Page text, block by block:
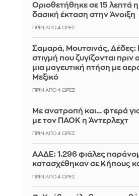
Οριοθετήθηκε σε 15 λεπτά
δασική έκταση στην Άνοιξη
ΠΡΙΝ ΑΠΌ 4 ΏΡΕΣ
Σαμαρά, Μουτσινάς, Δέδες:
στιγμή που ζυγίζονται
μια μαγευτική πτήση με
Μεξικό
ΠΡΙΝ ΑΠΌ 4 ΏΡΕΣ
Με ανατροπή και… φτερά
με τον ΠΑΟΚ η Άντερλεχτ
ΠΡΙΝ ΑΠΌ 4 ΏΡΕΣ
ΑΑΔΕ: 1.296 φιάλες
κατασχέθηκαν σε Κήπους
ΠΡΙΝ ΑΠΌ 4 ΏΡΕΣ